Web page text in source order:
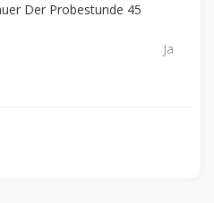
Der Probestunde 45
Ja